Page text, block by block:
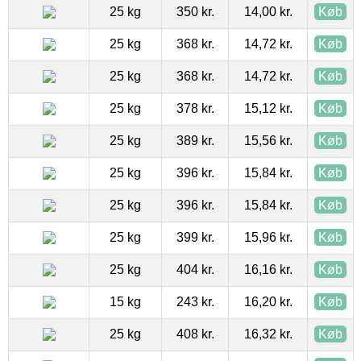
25 kg 350 kr. 14,00 kr. Køb
25 kg 368 kr. 14,72 kr. Køb
25 kg 368 kr. 14,72 kr. Køb
25 kg 378 kr. 15,12 kr. Køb
25 kg 389 kr. 15,56 kr. Køb
25 kg 396 kr. 15,84 kr. Køb
25 kg 396 kr. 15,84 kr. Køb
25 kg 399 kr. 15,96 kr. Køb
25 kg 404 kr. 16,16 kr. Køb
15 kg 243 kr. 16,20 kr. Køb
25 kg 408 kr. 16,32 kr. Køb